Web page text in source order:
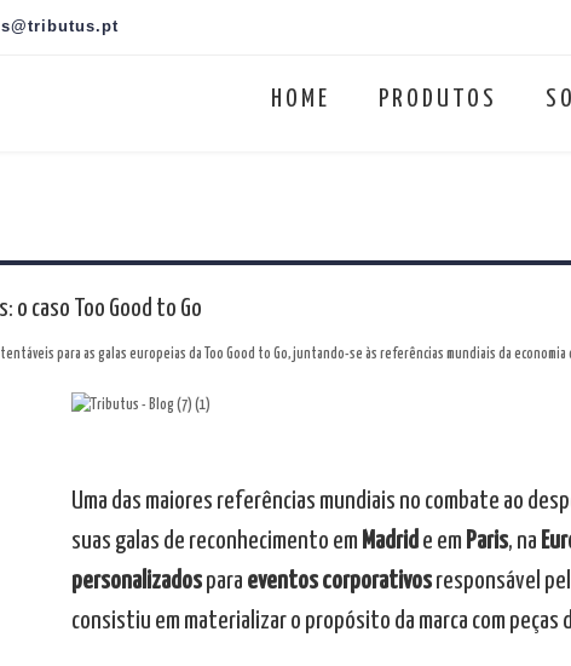
HOME PRODUTOS
o caso Too Good to Go
para as galas europeias da Too Good to Go, juntando-se às referências mundiais da economia
Uma das maiores referências mundiais no combate ao
suas galas de reconhecimento em Madride em Paris, na
personalizadospara eventos corporativosresponsável
consistiu em materializar o propósito da marca com peças